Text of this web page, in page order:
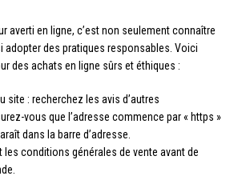
averti en ligne, c’est non seulement connaître
adopter des pratiques responsables. Voici
des achats en ligne sûrs et éthiques :
site : recherchez les avis d’autres
vous que l’adresse commence par « https »
dans la barre d’adresse.
les conditions générales de vente avant de